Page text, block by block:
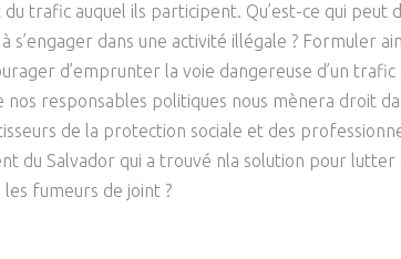
trafic auquel ils participent. Qu’est-ce qui
s’engager dans une activité illégale ? Formuler
d’emprunter la voie dangereuse d’un
nos responsables politiques nous mènera droit
de la protection sociale et des
du Salvador qui a trouvé nla solution pour
les fumeurs de joint ?